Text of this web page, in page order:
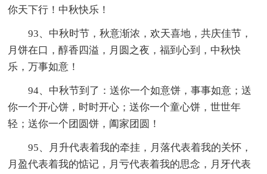
你天下行！中秋快乐！
93、中秋时节，秋意渐浓，欢天喜地，共庆佳节，
月饼在口，醇香四溢，月圆之夜，福到心到，中秋快
乐，万事如意！
94、中秋节到了：送你一个如意饼，事事如意；送
你一个开心饼，时时开心；送你一个童心饼，世世年
轻；送你一个团圆饼，阖家团圆！
95、月升代表着我的牵挂，月落代表着我的关怀，
月盈代表着我的惦记，月亏代表着我的思念，月牙代表